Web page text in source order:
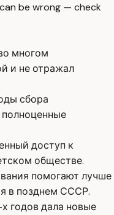
be wrong — check
многом
и не отражал
сбора
доступ к
обществе.
помогают лучше
в позднем СССР.
годов дала новые